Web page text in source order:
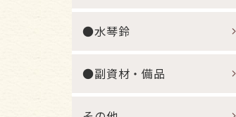
●水琴鈴
●副資材・備品